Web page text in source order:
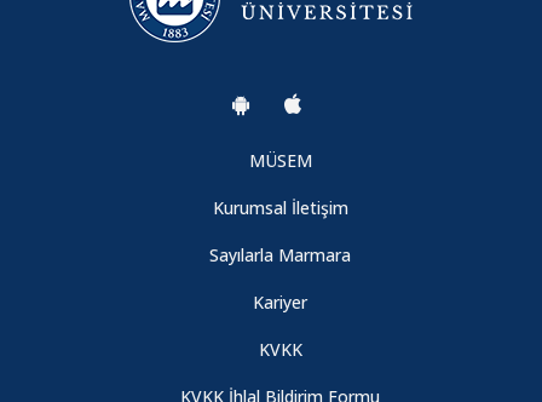
Afette Psikososyal Destek ve Etik Boyut
BAKIMA YENİDEN BAKIŞ SEMPOZYUMU
MÜSEM
Kurumsal İletişim
Sayılarla Marmara
Kariyer
KVKK
KVKK İhlal Bildirim Formu